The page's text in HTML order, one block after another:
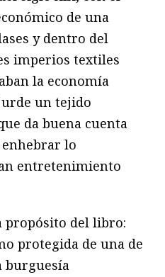
de una
y dentro del
imperios textiles
la economía
un tejido
da buena cuenta
enhebrar lo
entretenimiento
propósito del libro:
protegida de una de
burguesía